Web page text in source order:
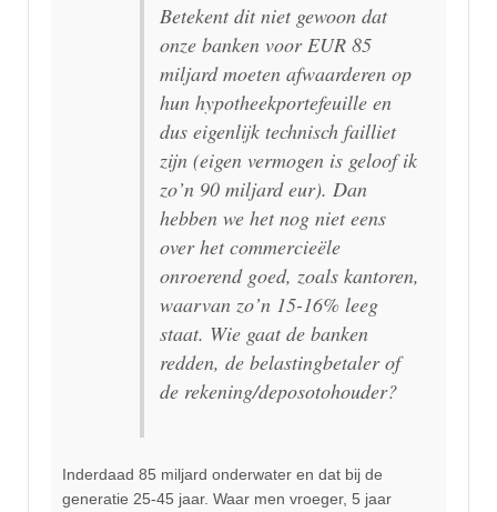
Betekent dit niet gewoon dat
onze banken voor EUR 85
miljard moeten afwaarderen op
hun hypotheekportefeuille en
dus eigenlijk technisch failliet
zijn (eigen vermogen is geloof ik
zo’n 90 miljard eur). Dan
hebben we het nog niet eens
over het commercieële
onroerend goed, zoals kantoren,
waarvan zo’n 15-16% leeg
staat. Wie gaat de banken
redden, de belastingbetaler of
de rekening/deposotohouder?
Inderdaad 85 miljard onderwater en dat bij de
generatie 25-45 jaar. Waar men vroeger, 5 jaar